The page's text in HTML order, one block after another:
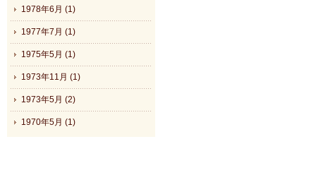
1978年6月 (1)
1977年7月 (1)
1975年5月 (1)
1973年11月 (1)
1973年5月 (2)
1970年5月 (1)